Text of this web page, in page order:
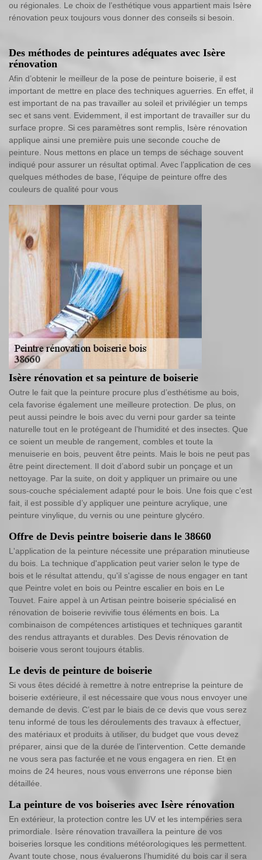
ou régionales. Le choix de l’esthétique vous appartient mais Isère
rénovation peux toujours vous donner des conseils si besoin.
Des méthodes de peintures adéquates avec Isère
rénovation
Afin d’obtenir le meilleur de la pose de peinture boiserie, il est
important de mettre en place des techniques aguerries. En effet, il
est important de na pas travailler au soleil et privilégier un temps
sec et sans vent. Evidemment, il est important de travailler sur du
surface propre. Si ces paramètres sont remplis, Isère rénovation
applique ainsi une première puis une seconde couche de
peinture. Nous mettons en place un temps de séchage souvent
indiqué pour assurer un résultat optimal. Avec l’application de ces
quelques méthodes de base, l’équipe de peinture offre des
couleurs de qualité pour vous
Isère rénovation et sa peinture de boiserie
Outre le fait que la peinture procure plus d’esthétisme au bois,
cela favorise également une meilleure protection. De plus, on
peut aussi peindre le bois avec du verni pour garder sa teinte
naturelle tout en le protégeant de l’humidité et des insectes. Que
ce soient un meuble de rangement, combles et toute la
menuiserie en bois, peuvent être peints. Mais le bois ne peut pas
être peint directement. Il doit d’abord subir un ponçage et un
nettoyage. Par la suite, on doit y appliquer un primaire ou une
sous-couche spécialement adapté pour le bois. Une fois que c’est
fait, il est possible d’y appliquer une peinture acrylique, une
peinture vinylique, du vernis ou une peinture glycéro.
Offre de Devis peintre boiserie dans le 38660
L'application de la peinture nécessite une préparation minutieuse
du bois. La technique d'application peut varier selon le type de
bois et le résultat attendu, qu'il s'agisse de nous engager en tant
que Peintre volet en bois ou Peintre escalier en bois en Le
Touvet. Faire appel à un Artisan peintre boiserie spécialisé en
rénovation de boiserie revivifie tous éléments en bois. La
combinaison de compétences artistiques et techniques garantit
des rendus attrayants et durables. Des Devis rénovation de
boiserie vous seront toujours établis.
Le devis de peinture de boiserie
Si vous êtes décidé à remettre à notre entreprise la peinture de
boiserie extérieure, il est nécessaire que vous nous envoyer une
demande de devis. C’est par le biais de ce devis que vous serez
tenu informé de tous les déroulements des travaux à effectuer,
des matériaux et produits à utiliser, du budget que vous devez
préparer, ainsi que de la durée de l’intervention. Cette demande
ne vous sera pas facturée et ne vous engagera en rien. Et en
moins de 24 heures, nous vous enverrons une réponse bien
détaillée.
La peinture de vos boiseries avec Isère rénovation
En extérieur, la protection contre les UV et les intempéries sera
primordiale. Isère rénovation travaillera la peinture de vos
boiseries lorsque les conditions météorologiques les permettent.
Avant toute chose, nous évaluerons l’humidité du bois car il sera